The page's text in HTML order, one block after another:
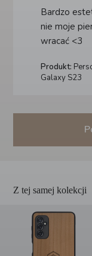
Bardzo
nie moje
wracać <3
Produkt:
Galaxy S23
Z tej samej kolekcji